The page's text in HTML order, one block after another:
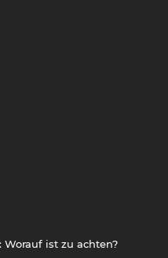
ist zu achten?